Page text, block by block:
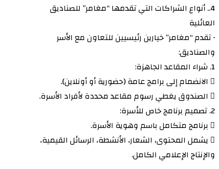
4.. أنواع الشراكات التي تقدمها “مغامر” للصناديق
العائلية
• تقدم “مغامر” خيارين رئيسيين للتعاون مع الأسر
والصناديق:
1. شراء المقاعد الجاهزة:
 الانضمام إلى برامج عامة (حضورية أو أونلاين).
 الصندوق يغطي رسوم مقاعد محددة لأفراد الأسرة.
2. تصميم برنامج خاص للأسرة:
 برنامج متكامل باسم وهوية الأسرة.
 يشمل المحتوى، الشعار، الأنشطة، الرسائل القيمية،
والإنتاج الإعلامي الكامل.